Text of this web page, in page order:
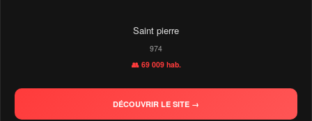
Saint pierre
974
👥 69 009 hab.
DÉCOUVRIR LE SITE →